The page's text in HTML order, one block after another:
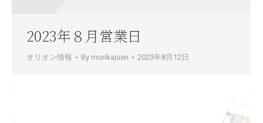
2023年８月営業日
オリオン情報 By morikajuen 2023年8月12日